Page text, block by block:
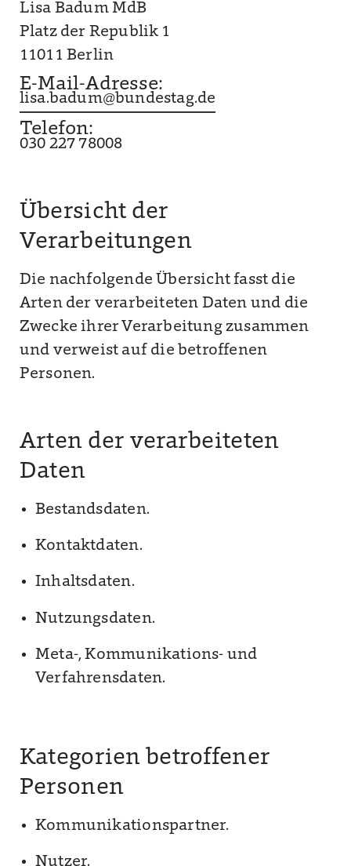
Lisa Badum MdB
Platz der Republik 1
11011 Berlin
E-Mail-Adresse:
lisa.badum@bundestag.de
Telefon:
030 227 78008
Übersicht der
Verarbeitungen
Die nachfolgende Übersicht fasst die
Arten der verarbeiteten Daten und die
Zwecke ihrer Verarbeitung zusammen
und verweist auf die betroffenen
Personen.
Arten der verarbeiteten
Daten
Bestandsdaten.
Kontaktdaten.
Inhaltsdaten.
Nutzungsdaten.
Meta-, Kommunikations- und
Verfahrensdaten.
Kategorien betroffener
Personen
Kommunikationspartner.
Nutzer.